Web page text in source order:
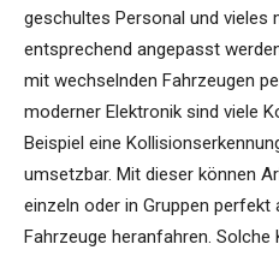
geschultes Personal und vieles
entsprechend angepasst
mit wechselnden Fahrzeugen
moderner Elektronik sind viele
Beispiel eine
umsetzbar. Mit dieser können
einzeln oder in Gruppen perfekt
Fahrzeuge heranfahren.